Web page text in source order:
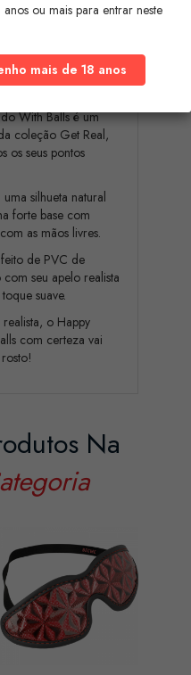
do produto
With Balls é um
coleção Get Real,
os seus pontos
silhueta natural
forte base com
as mãos livres.
de PVC de
seu apelo realista
suave.
o Happy
com certeza vai
Na
ou mais para entrar neste
mais de 18 anos